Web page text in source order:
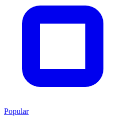
Popular